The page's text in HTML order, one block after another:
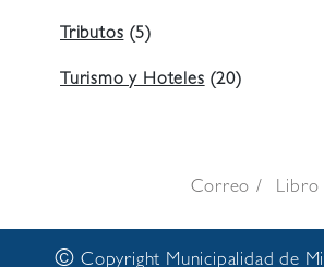
Tributos(5)
Turismo y Hoteles(20)
Correo Libro
© Copyright Municipalidad de